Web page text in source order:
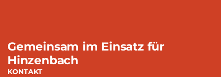
Gemeinsam im Einsatz für
Hinzenbach
KONTAKT